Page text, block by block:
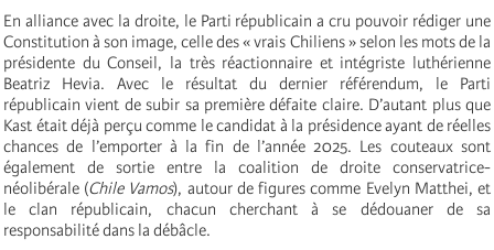
En alliance avec la droite, le Parti républicain a cru pouvoir rédiger une
Constitution à son image, celle des « vrais Chiliens » selon les mots de la
présidente du Conseil, la très réactionnaire et intégriste luthérienne
Beatriz Hevia. Avec le résultat du dernier référendum, le Parti
républicain vient de subir sa première défaite claire. D’autant plus que
Kast était déjà perçu comme le candidat à la présidence ayant de réelles
chances de l’emporter à la fin de l’année 2025. Les couteaux sont
également de sortie entre la coalition de droite conservatrice-
néolibérale (Chile Vamos), autour de figures comme Evelyn Matthei, et
le clan républicain, chacun cherchant à se dédouaner de sa
responsabilité dans la débâcle.